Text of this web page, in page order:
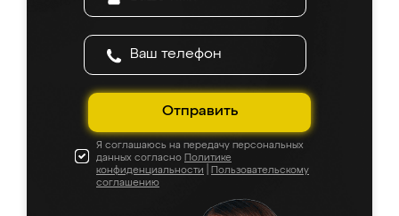
Отправить
Я соглашаюсь на передачу персональных
данных согласно Политике
конфиденциальности
Пользовательскому
соглашению